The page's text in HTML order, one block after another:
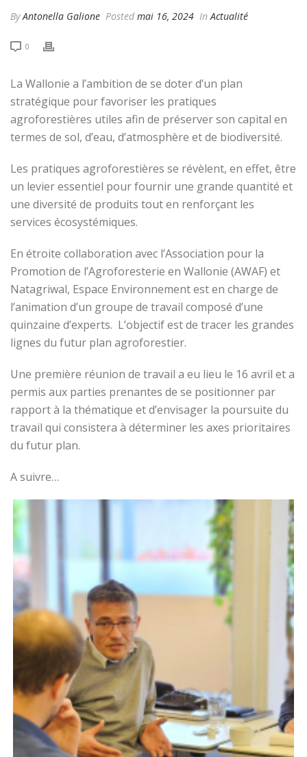
ByAntonella Galione Posted mai 16, 2024 InActualité
0
La Wallonie a l’ambition de se doter d’un plan
stratégique pour favoriser les pratiques
agroforestières utiles afin de préserver son capital en
termes de sol, d’eau, d’atmosphère et de biodiversité.
Les pratiques agroforestières se révèlent, en effet, être
un levier essentiel pour fournir une grande quantité et
une diversité de produits tout en renforçant les
services écosystémiques.
En étroite collaboration avec l’Association pour la
Promotion de l’Agroforesterie en Wallonie (AWAF) et
Natagriwal, Espace Environnement est en charge de
l’animation d’un groupe de travail composé d’une
quinzaine d’experts. L’objectif est de tracer les grandes
lignes du futur plan agroforestier.
Une première réunion de travail a eu lieu le 16 avril et a
permis aux parties prenantes de se positionner par
rapport à la thématique et d’envisager la poursuite du
travail qui consistera à déterminer les axes prioritaires
du futur plan.
A suivre…